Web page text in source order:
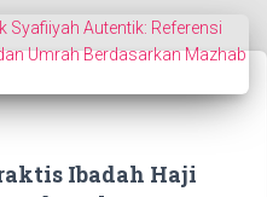
Ibadah Haji